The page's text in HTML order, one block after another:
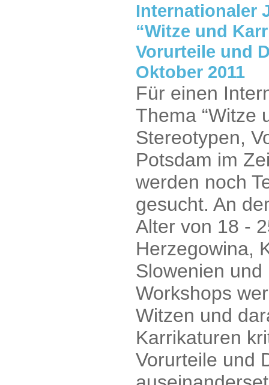
Internationaler
“Witze und
Vorurteile und
Oktober 2011
Für einen
Thema “Witze
Stereotypen,
Potsdam im
werden noch
gesucht. An
Alter von 18 -
Herzegowina,
Slowenien
Workshops
Witzen und
Karrikaturen
Vorurteile und